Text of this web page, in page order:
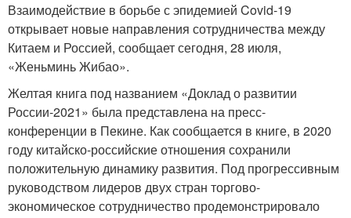
Взаимодействие в борьбе с эпидемией Covid-19
открывает новые направления сотрудничества между
Китаем и Россией, сообщает сегодня, 28 июля,
«Женьминь Жибао».
Желтая книга под названием «Доклад о развитии
России-2021» была представлена на пресс-
конференции в Пекине. Как сообщается в книге, в 2020
году китайско-российские отношения сохранили
положительную динамику развития. Под прогрессивным
руководством лидеров двух стран торгово-
экономическое сотрудничество продемонстрировало